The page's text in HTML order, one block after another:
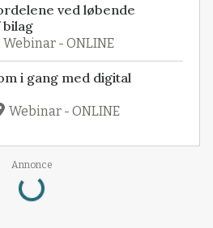
ved løbende
Webinar - ONLINE
i gang med digital
Webinar - ONLINE
Annonce
Loading...